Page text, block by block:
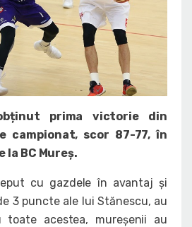
prima victorie din
campionat, scor 87-77, în
la BC Mureș.
cu gazdele în avantaj și
3 puncte ale lui Stănescu, au
acestea, mureșenii au